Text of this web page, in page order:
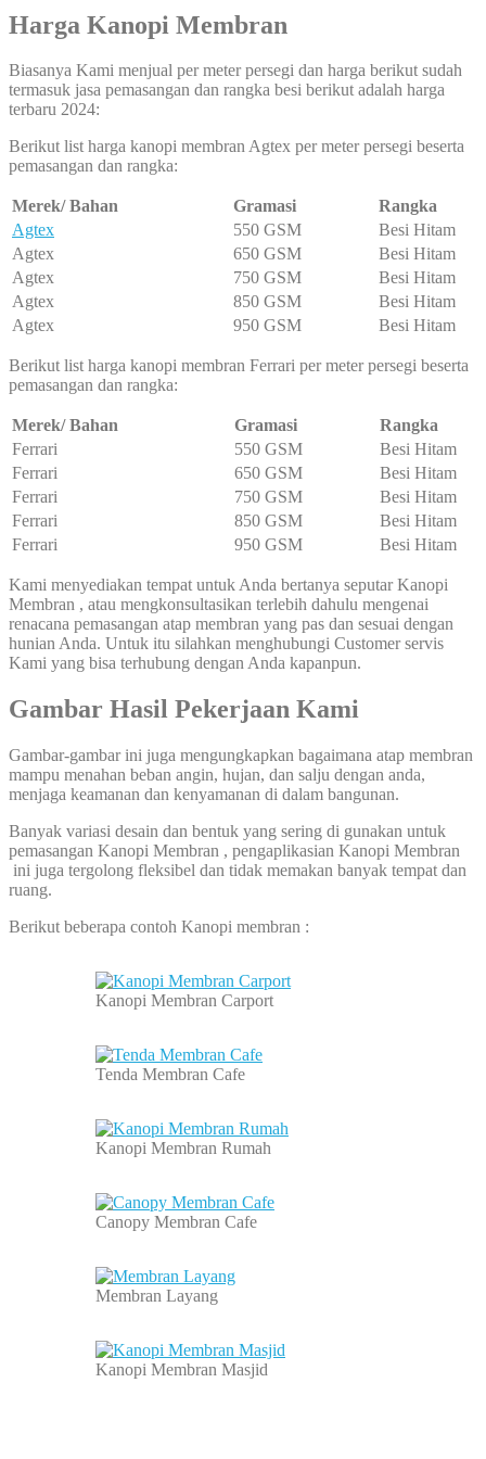
Harga Kanopi Membran
Biasanya Kami menjual per meter persegi dan harga berikut sudah
termasuk jasa pemasangan dan rangka besi berikut adalah harga
terbaru 2024:
Berikut list harga kanopi membran Agtex per meter persegi beserta
pemasangan dan rangka:
Merek/ Bahan Gramasi
Rangka
Agtex
550 GSM
Besi Hitam
Agtex
650 GSM
Besi Hitam
Agtex
750 GSM
Besi Hitam
Agtex
850 GSM
Besi Hitam
Agtex
950 GSM Besi Hitam
Berikut list harga kanopi membran Ferrari per meter persegi beserta
pemasangan dan rangka:
Merek/ Bahan Gramasi
Rangka
Ferrari
550 GSM
Besi Hitam
Ferrari
650 GSM
Besi Hitam
Ferrari
750 GSM
Besi Hitam
Ferrari
850 GSM
Besi Hitam
Ferrari
950 GSM Besi Hitam
Kami menyediakan tempat untuk Anda bertanya seputar Kanopi
Membran , atau mengkonsultasikan terlebih dahulu mengenai
renacana pemasangan atap membran yang pas dan sesuai dengan
hunian Anda. Untuk itu silahkan menghubungi Customer servis
Kami yang bisa terhubung dengan Anda kapanpun.
Gambar Hasil Pekerjaan Kami
Gambar-gambar ini juga mengungkapkan bagaimana atap membran
mampu menahan beban angin, hujan, dan salju dengan anda,
menjaga keamanan dan kenyamanan di dalam bangunan.
Banyak variasi desain dan bentuk yang sering di gunakan untuk
pemasangan Kanopi Membran , pengaplikasian Kanopi Membran
ini juga tergolong fleksibel dan tidak memakan banyak tempat dan
ruang.
Berikut beberapa contoh Kanopi membran :
Kanopi Membran Carport
Tenda Membran Cafe
Kanopi Membran Rumah
Canopy Membran Cafe
Membran Layang
Kanopi Membran Masjid